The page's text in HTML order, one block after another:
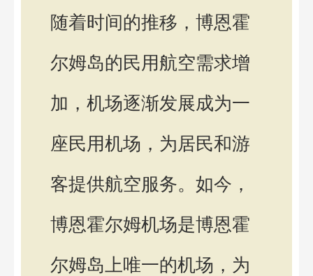
随着时间的推移，博恩霍
尔姆岛的民用航空需求增
加，机场逐渐发展成为一
座民用机场，为居民和游
客提供航空服务。如今，
博恩霍尔姆机场是博恩霍
尔姆岛上唯一的机场，为